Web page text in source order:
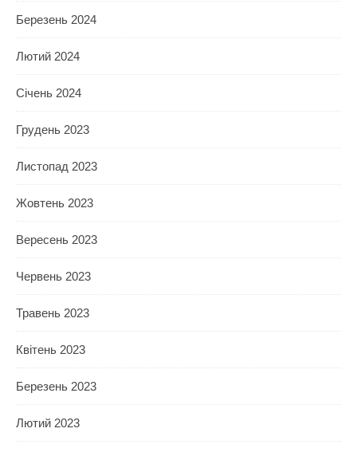
Березень 2024
Лютий 2024
Січень 2024
Грудень 2023
Листопад 2023
Жовтень 2023
Вересень 2023
Червень 2023
Травень 2023
Квітень 2023
Березень 2023
Лютий 2023